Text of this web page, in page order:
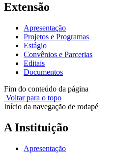
Extensão
Apresentação
Projetos e Programas
Estágio
Convênios e Parcerias
Editais
Documentos
Fim do conteúdo da página
Voltar para o topo
Início da navegação de rodapé
A Instituição
Apresentação